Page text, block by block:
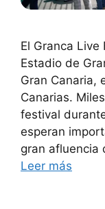
El Granca
Estadio de
Gran Canaria,
Canarias.
festival
esperan
gran afluencia
Leer más